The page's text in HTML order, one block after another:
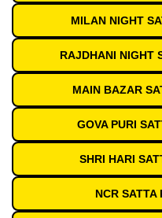
MILAN NIGHT
RAJDHANI NIGHT
MAIN BAZAR
GOVA PURI
SHRI HARI
NCR SATTA